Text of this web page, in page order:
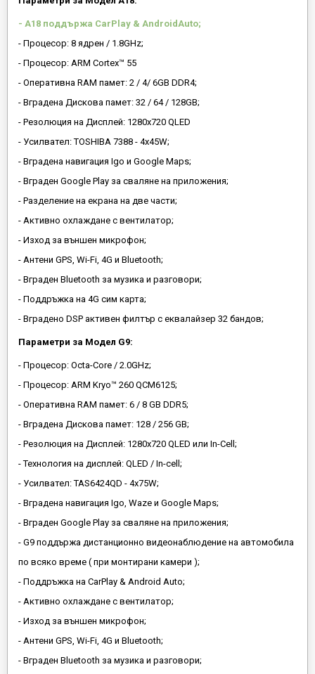
- A18 поддържа CarPlay & AndroidAuto;
- Процесор: 8 ядрен / 1.8GHz;
- Процесор: ARM Cortex™ 55
- Оперативна RAM памет: 2 / 4/ 6GB DDR4;
- Вградена Дискова памет: 32 / 64 / 128GB;
- Резолюция на Дисплей: 1280х720 QLED
- Усилвател: TOSHIBA 7388 - 4x45W;
- Вградена навигация Igo и Google Maps;
- Вграден Google Play за сваляне на приложения;
- Разделение на екрана на две части;
- Активно охлаждане с вентилатор;
- Изход за външен микрофон;
- Антени GPS, Wi-Fi, 4G и Bluetooth;
- Вграден Bluetooth за музика и разговори;
- Поддръжка на 4G сим карта;
- Вградено DSP активен филтър с еквалайзер 32 бандов;
Параметри за Модел G9:
- Процесор: Octa-Core / 2.0GHz;
- Процесор: ARM Kryo™ 260 QCM6125;
- Оперативна RAM памет: 6 / 8 GB DDR5;
- Вградена Дискова памет: 128 / 256 GB;
- Резолюция на Дисплей: 1280х720 QLED или In-Cell;
- Технология на дисплей: QLED / In-cell;
- Усилвател: TAS6424QD - 4x75W;
- Вградена навигация Igo, Waze и Google Maps;
- Вграден Google Play за сваляне на приложения;
- G9 поддържа дистанционно видеонаблюдение на автомобила
по всяко време ( при монтирани камери );
- Поддръжка на CarPlay & Android Auto;
- Активно охлаждане с вентилатор;
- Изход за външен микрофон;
- Антени GPS, Wi-Fi, 4G и Bluetooth;
- Вграден Bluetooth за музика и разговори;